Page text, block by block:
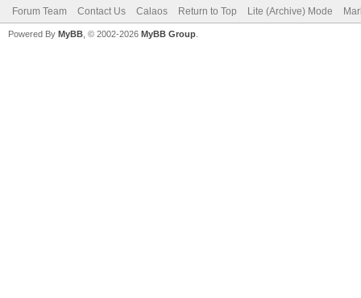
Forum Team Contact Us Calaos Return to Top Lite (Archive) Mode
Powered By MyBB , © 2002-2026 MyBB Group